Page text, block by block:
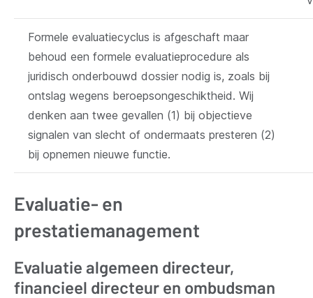
Formele evaluatiecyclus is afgeschaft maar
behoud een formele evaluatieprocedure als
juridisch onderbouwd dossier nodig is, zoals bij
ontslag wegens beroepsongeschiktheid. Wij
denken aan twee gevallen (1) bij objectieve
signalen van slecht of ondermaats presteren (2)
bij opnemen nieuwe functie.
Evaluatie- en
prestatiemanagement
Evaluatie algemeen directeur,
financieel directeur en ombudsman